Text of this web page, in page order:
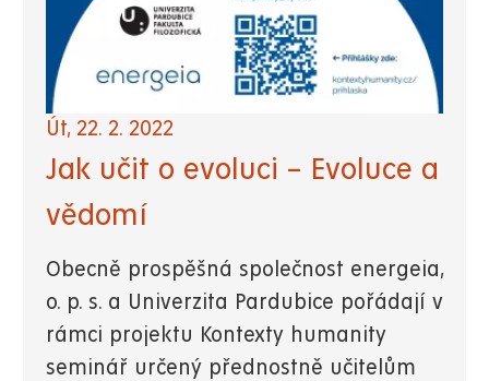
Út, 22. 2. 2022
Jak učit o evoluci – Evoluce a
vědomí
Obecně prospěšná společnost energeia,
o. p. s. a Univerzita Pardubice pořádají v
rámci projektu Kontexty humanity
seminář určený přednostně učitelům